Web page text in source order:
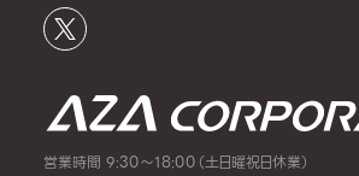
営業時間 9:30～18:00（土日曜祝日休業）